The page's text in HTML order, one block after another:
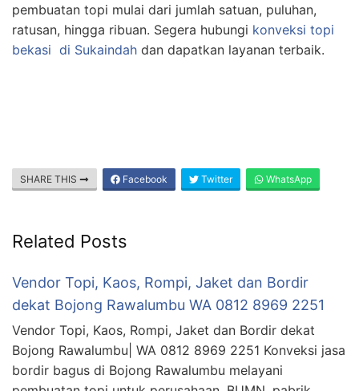
pembuatan topi mulai dari jumlah satuan, puluhan,
ratusan, hingga ribuan. Segera hubungi konveksi topi
bekasi di Sukaindah dan dapatkan layanan terbaik.
SHARE THIS Facebook Twitter WhatsApp
Related Posts
Vendor Topi, Kaos, Rompi, Jaket dan Bordir
dekat Bojong Rawalumbu WA 0812 8969 2251
Vendor Topi, Kaos, Rompi, Jaket dan Bordir dekat
Bojong Rawalumbu| WA 0812 8969 2251 Konveksi jasa
bordir bagus di Bojong Rawalumbu melayani